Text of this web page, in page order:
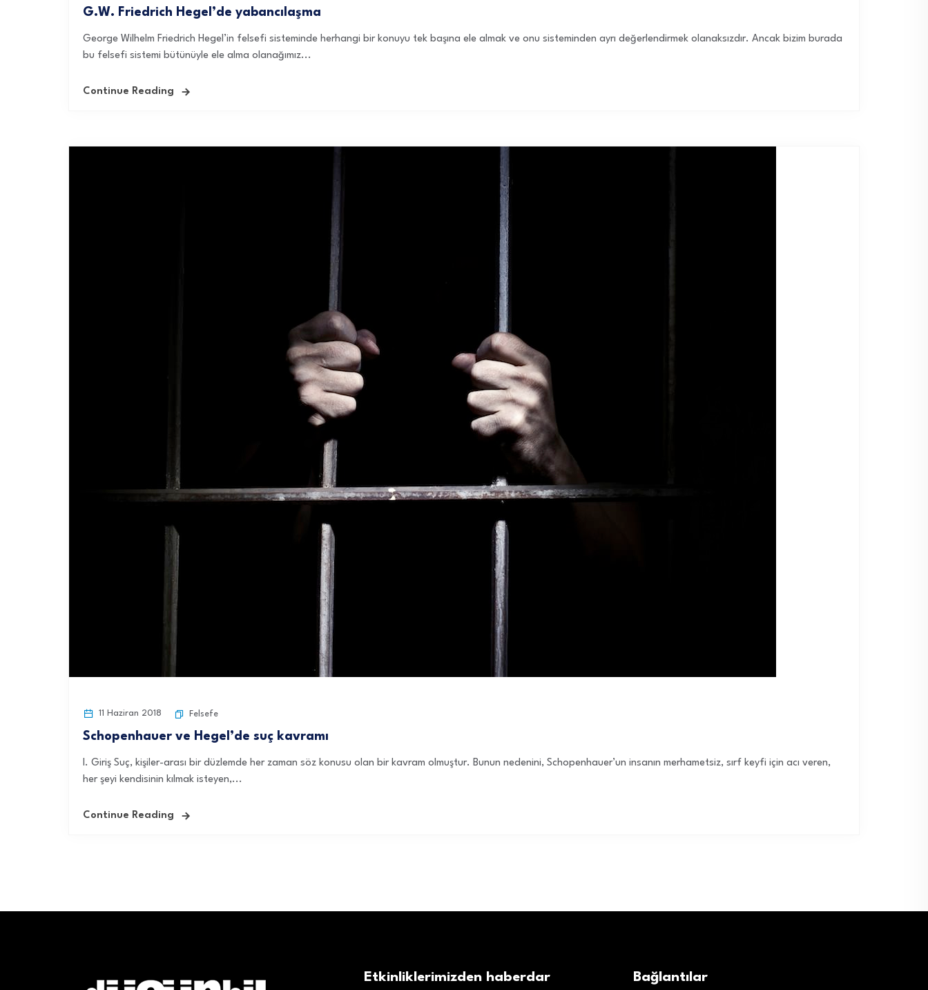
G.W. Friedrich Hegel’de yabancılaşma
George Wilhelm Friedrich Hegel’in felsefi sisteminde herhangi bir konuyu tek başına ele almak ve onu sisteminden ayrı değerlendirmek olanaksızdır. Ancak bizim burada
bu felsefi sistemi bütünüyle ele alma olanağımız...
Continue Reading
11 Haziran 2018 Felsefe
Schopenhauer ve Hegel’de suç kavramı
I. Giriş Suç, kişiler-arası bir düzlemde her zaman söz konusu olan bir kavram olmuştur. Bunun nedenini, Schopenhauer’un insanın merhametsiz, sırf keyfi için acı veren,
her şeyi kendisinin kılmak isteyen,...
Continue Reading
Etkinliklerimizden haberdar Bağlantılar